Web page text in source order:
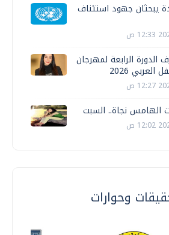
يبحثان جهود استئناف
الرابعة لمهرجان
2026
الهامس نجاة.. السبت
وحوارات